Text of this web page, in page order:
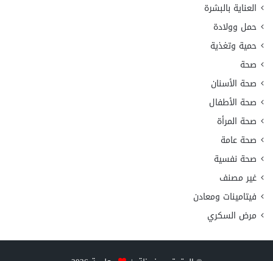
العناية بالبشرة
حمل وولادة
حمية وتغذية
صحة
صحة الأسنان
صحة الأطفال
صحة المرأة
صحة عامة
صحة نفسية
غير مصنف
فيتامينات ومعادن
مرض السكري